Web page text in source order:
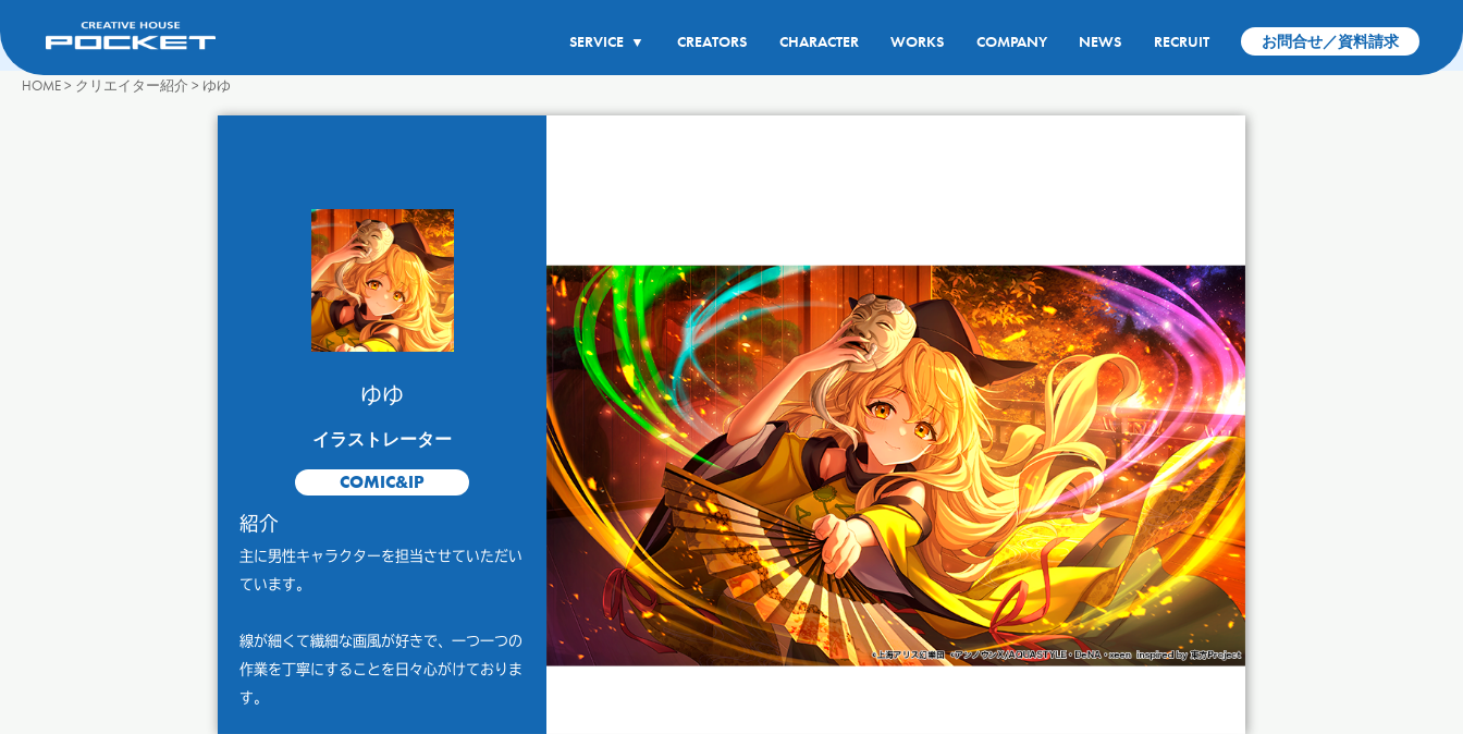
SERVICE ▼ CREATORS CHARACTER WORKS COMPANY NEWS RECRUIT お問合せ／資料請求
HOME> クリエイター紹介 > ゆゆ
ゆゆ
イラストレーター
COMIC&IP
紹介
主に男性キャラクターを担当させていただい
ています。
線が細くて繊細な画風が好きで、一つ一つの
作業を丁寧にすることを日々心がけておりま
す。